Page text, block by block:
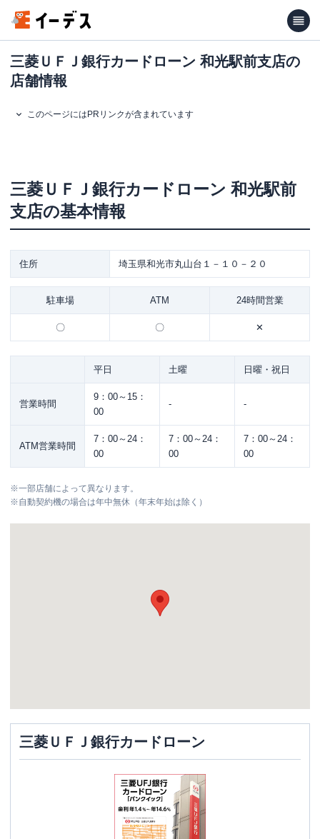
三菱ＵＦＪ銀行カードローン 和光駅前支店の
店舗情報
このページにはPRリンクが含まれています
三菱ＵＦＪ銀行カードローン 和光駅前
支店の基本情報
住所 埼玉県和光市丸山台１－１０－２０
駐車場 ATM 24時間営業
〇 〇 ✕
平日 土曜 日曜・祝日
営業時間
9：00～15：
00
- -
ATM営業時間
7：00～24：
00
7：00～24：
00
7：00～24：
00
※一部店舗によって異なります。
※自動契約機の場合は年中無休（年末年始は除く）
三菱ＵＦＪ銀行カードローン